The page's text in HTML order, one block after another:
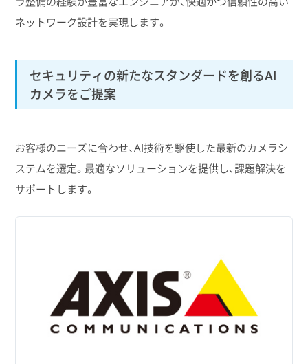
ネットワーク設計を実現します。
セキュリティの新たなスタンダードを創るAI
カメラをご提案
お客様のニーズに合わせ、AI技術を駆使した最新のカメラシ
ステムを選定。最適なソリューションを提供し、課題解決を
サポートします。